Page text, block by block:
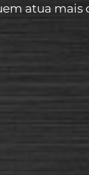
atua mais